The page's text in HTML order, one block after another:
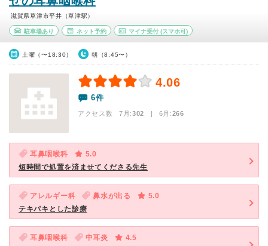
滋賀県草津市平井（草津駅）
駐車場あり ネット予約 マイナ受付 (スマホ可)
土曜（〜18:30） 朝（8:45〜）
4.06
6件
アクセス数 7月:302 | 6月:266
耳鼻咽喉科
5.0
短時間で処置を済ませてくださる先生
アレルギー科 鼻水が出る
5.0
テキパキとした診療
耳鼻咽喉科 中耳炎
4.5